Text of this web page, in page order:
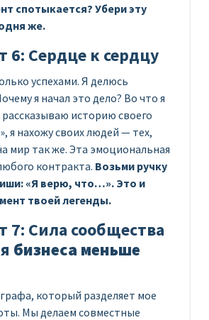
спотыкается? Убери эту
же.
6: Сердце к сердцу
успехами. Я делюсь
я начал это дело? Во что я
историю своего
я нахожу своих людей — тех,
мир так же. Эта эмоциональная
контракта. Возьми ручку
«Я верю, что…». Это и
твоей легенды.
7: Сила сообщества
бизнеса меньше
который разделяет мое
Мы делаем совместные